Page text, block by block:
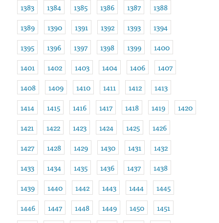
1383
1384 1385 1386 1387
1388
1389
1390 1391 1392 1393
1394
1395
1396 1397 1398 1399
1400
1401
1402 1403 1404 1406
1407
1408
1409 1410 1411 1412
1413
1414
1415 1416 1417 1418 1419
1420
1421
1422 1423 1424 1425
1426
1427
1428 1429 1430 1431
1432
1433
1434 1435 1436 1437
1438
1439
1440 1442 1443 1444
1445
1446
1447 1448 1449 1450
1451